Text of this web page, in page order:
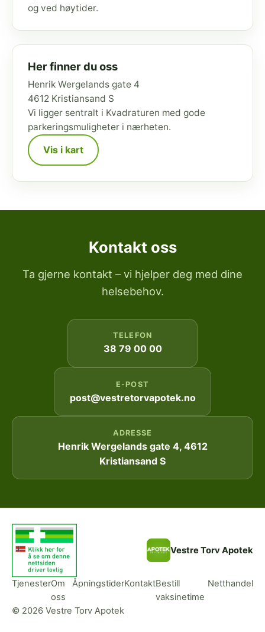
og ved høytider.
Her finner du oss
Henrik Wergelands gate 4
4612 Kristiansand S
Vi ligger sentralt i Kvadraturen med gode
parkeringsmuligheter i nærheten.
Vis i kart
Kontakt oss
Ta gjerne kontakt – vi hjelper deg med dine
helsebehov.
TELEFON
38 79 00 00
E-POST
post@vestretorvapotek.no
ADRESSE
Henrik Wergelands gate 4, 4612
Kristiansand S
Vestre Torv Apotek
TjenesterOm
oss
ÅpningstiderKontaktBestill
vaksinetime
Netthandel
© 2026 Vestre Torv Apotek